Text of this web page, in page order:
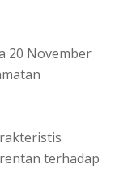
20 November
terhadap